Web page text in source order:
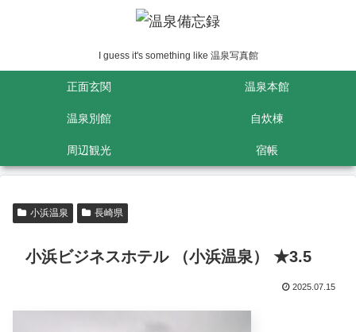
I guess it's something like 温泉写真館
正面玄関 温泉本館
温泉別館 自炊棟
周辺観光 宿帳
小浜温泉 長崎県
小浜ビジネスホテル （小浜温泉） ★3.5
2025.07.15